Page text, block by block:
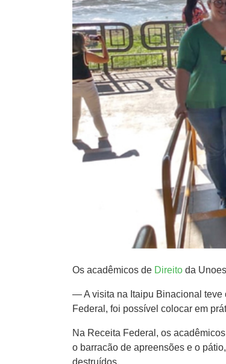
Os acadêmicos de Direito da
— A visita na Itaipu Binacional teve
Federal, foi possível colocar em
Na Receita Federal, os
o barracão de apreensões e o